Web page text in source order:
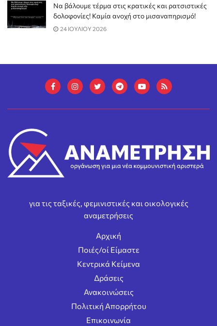
Να βάλουμε τέρμα στις κρατικές και ρατσιστικές
δολοφονίες! Καμία ανοχή στο μισαναπηρισμό!
24 ΙΟΥΛΙΟΥ 2026
για τις ταξικές, φεμινιστικές και οικολογικές
αναμετρήσεις
Αρχική
Ποιές/οί Είμαστε
Κεντρικά Κείμενα
Δράσεις
Ανακοινώσεις
Πολιτική Απορρήτου
Επικοινωνία